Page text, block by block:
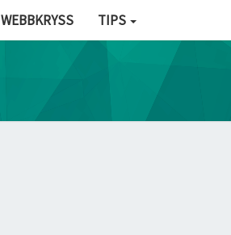
WEBBKRYSS TIPS